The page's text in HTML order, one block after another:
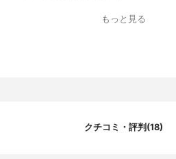
もっと見る
クチコミ・評判(18)